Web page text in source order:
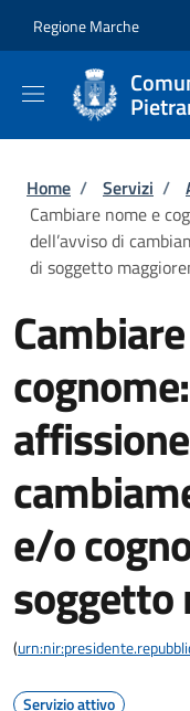
Regione Marche
Briciole di
Home / Servizi /
Cambiare nome e
dell’avviso di
di soggetto
e/o
soggetto
(
Servizio attivo